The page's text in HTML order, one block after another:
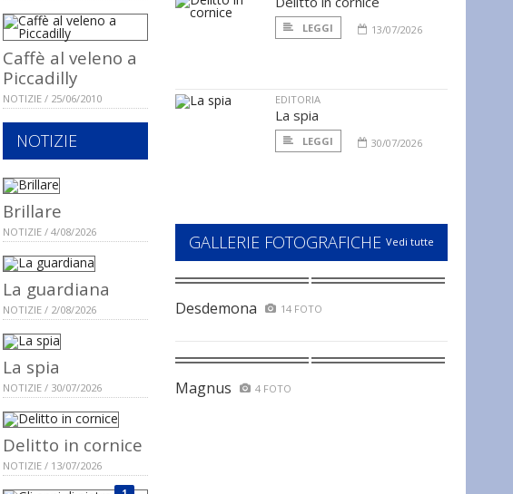
Caffè al veleno a
Piccadilly
NOTIZIE / 25/06/2010
NOTIZIE
Brillare
NOTIZIE / 4/08/2026
La guardiana
NOTIZIE / 2/08/2026
La spia
NOTIZIE / 30/07/2026
Delitto in cornice
NOTIZIE / 13/07/2026
LEGGI 13/07/2026
EDITORIA
La spia
LEGGI 30/07/2026
GALLERIE FOTOGRAFICHE Vedi tutte
Desdemona 14 FOTO
Magnus 4 FOTO